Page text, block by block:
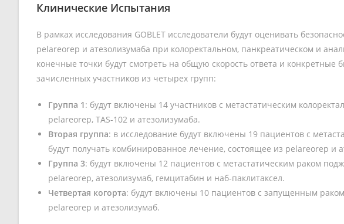
Клинические Испытания
В рамках исследования GOBLET исследователи будут оценивать
pelareorep и атезолизумаба при колоректальном, панкреатическом и
конечные точки будут смотреть на общую скорость ответа и конкретные
зачисленных участников из четырех групп:
Группа 1: будут включены 14 участников с метастатическим
pelareorep, TAS-102 и атезолизумаба.
Вторая группа: в исследование будут включены 19 пациентов с
будут получать комбинированное лечение, состоящее из pelareorep и
Группа 3: будут включены 12 пациентов с метастатическим раком
pelareorep, атезолизумаб, гемцитабин и наб-паклитаксел.
Четвертая когорта: будут включены 10 пациентов с запущенным
pelareorep и атезолизумаб.